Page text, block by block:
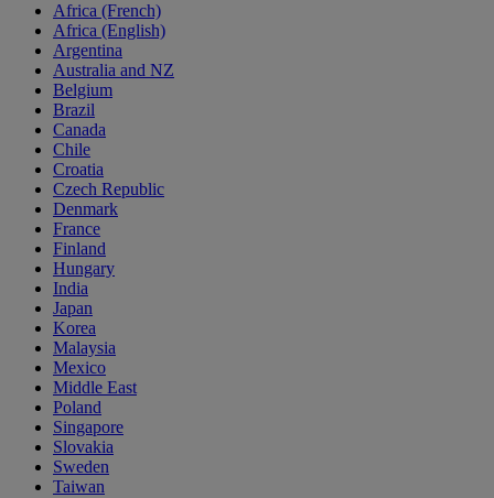
Africa (French)
Africa (English)
Argentina
Australia and NZ
Belgium
Brazil
Canada
Chile
Croatia
Czech Republic
Denmark
France
Finland
Hungary
India
Japan
Korea
Malaysia
Mexico
Middle East
Poland
Singapore
Slovakia
Sweden
Taiwan